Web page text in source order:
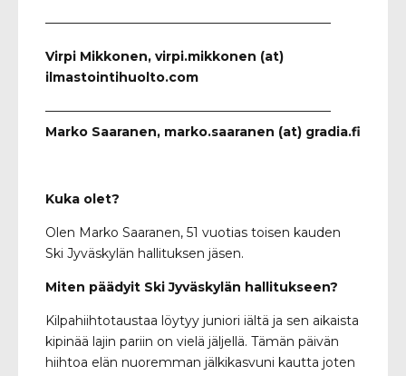
——————————————————————–
Virpi Mikkonen, virpi.mikkonen (at)
ilmastointihuolto.com
——————————————————————–
Marko Saaranen, marko.saaranen (at) gradia.fi
Kuka olet?
Olen Marko Saaranen, 51 vuotias toisen kauden
Ski Jyväskylän hallituksen jäsen.
Miten päädyit Ski Jyväskylän hallitukseen?
Kilpahiihtotaustaa löytyy juniori iältä ja sen aikaista
kipinää lajin pariin on vielä jäljellä. Tämän päivän
hiihtoa elän nuoremman jälkikasvuni kautta joten